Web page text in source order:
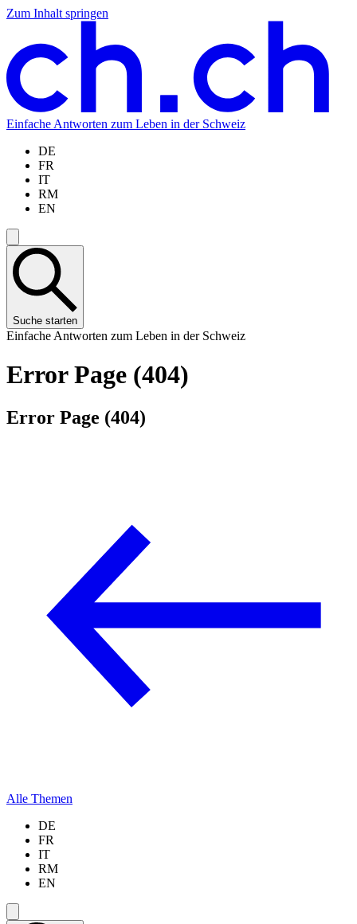
Zum Inhalt springen
Zum
springen
Zur
springen
Zur
springen
Zur
springen
Einfache Antworten zum Leben in der Schweiz
DE
FR
IT
RM
EN
Suche starten
Einfache Antworten zum Leben in der Schweiz
Error Page (404)
Error Page (404)
Alle Themen
DE
FR
IT
RM
EN